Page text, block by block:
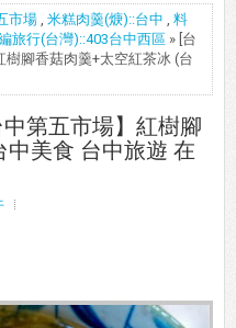
市場, 米糕肉羹(焿)::台中 , 料
旅行(台灣)::403台中西區 » [台
腳香菇肉羹+太空紅茶冰 (台
第五市場】紅樹腳
美食 台中旅遊 在